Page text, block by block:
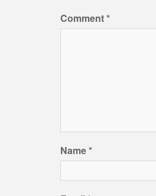
Comment*
Name*